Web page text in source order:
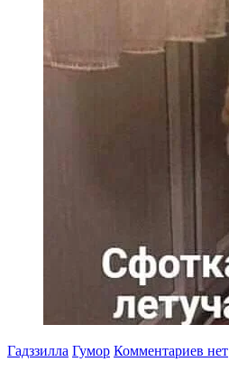
Гадззилла Гумор Комментариев нет